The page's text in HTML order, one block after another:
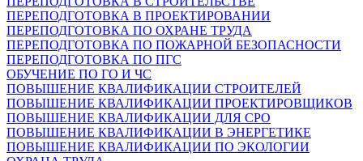
ПЕРЕПОДГОТОВКА В ПРОЕКТИРОВАНИИ
ПЕРЕПОДГОТОВКА ПО ОХРАНЕ ТРУДА
ПЕРЕПОДГОТОВКА ПО ПОЖАРНОЙ БЕЗОПАСНОСТИ
ПЕРЕПОДГОТОВКА ПО ПГС
ОБУЧЕНИЕ ПО ГО И ЧС
ПОВЫШЕНИЕ КВАЛИФИКАЦИИ СТРОИТЕЛЕЙ
ПОВЫШЕНИЕ КВАЛИФИКАЦИИ ПРОЕКТИРОВЩИКОВ
ПОВЫШЕНИЕ КВАЛИФИКАЦИИ ДЛЯ СРО
ПОВЫШЕНИЕ КВАЛИФИКАЦИИ В ЭНЕРГЕТИКЕ
ПОВЫШЕНИЕ КВАЛИФИКАЦИИ ПО ЭКОЛОГИИ